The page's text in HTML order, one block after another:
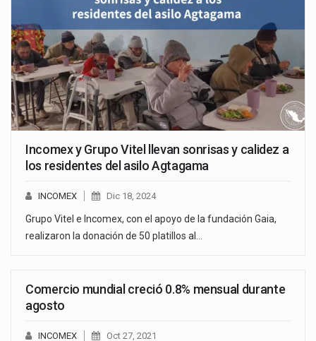
Incomex y Grupo Vitel llevan sonrisas y calidez a
los residentes del asilo Agtagama
INCOMEX Dic 18, 2024
Grupo Vitel e Incomex, con el apoyo de la fundación Gaia,
realizaron la donación de 50 platillos al…
Comercio mundial creció 0.8% mensual durante
agosto
INCOMEX Oct 27, 2021